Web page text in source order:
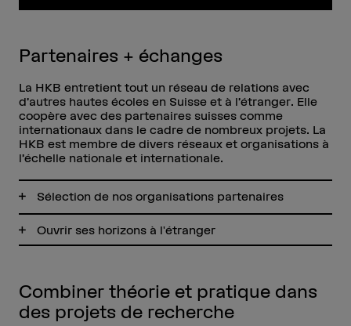
Partenaires + échanges
La HKB entretient tout un réseau de relations avec
d’autres hautes écoles en Suisse et à l’étranger. Elle
coopère avec des partenaires suisses comme
internationaux dans le cadre de nombreux projets. La
HKB est membre de divers réseaux et organisations à
l’échelle nationale et internationale.
Sélection de nos organisations partenaires
Ouvrir ses horizons à l'étranger
Combiner théorie et pratique dans
des projets de recherche